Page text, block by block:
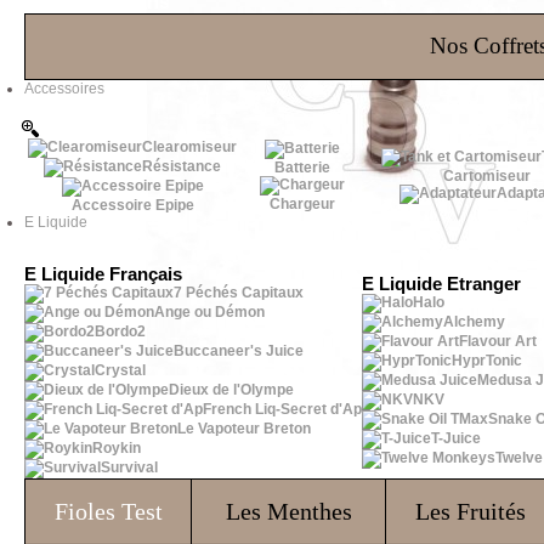
Nos
Accessoires
Clearomiseur
Résistance
Accessoire Epipe
Batterie
Chargeur
Cartomiseur
E Liquide
E Liquide Français
7 Péchés Capitaux
Ange ou Démon
Bordo2
Buccaneer's Juice
Crystal
Dieux de l'Olympe
French Liq-Secret d'Ap
Le Vapoteur Breton
Roykin
Survival
E Liquide Etranger
Halo
Alchemy
Flavour Art
HyprTonic
Medusa
NKV
Snake
T-Juice
Fioles Test Les Menthes Les Fruités